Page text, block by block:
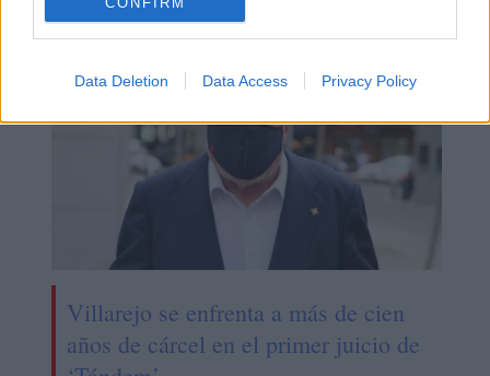
Data Deletion Data Access Privacy Policy
Villarejo se enfrenta a más de cien
años de cárcel en el primer juicio de